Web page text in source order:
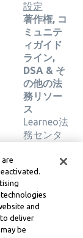
設定
著作権, コ
ミュニテ
ィガイド
ライン,
DSA & そ
の他の法
務リソー
ス
Learneo法
務センタ
サービス
are
and
deliver
be